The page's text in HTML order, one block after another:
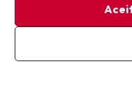
Buffet de boa
Já
Ao subscrever a nossa
para receber